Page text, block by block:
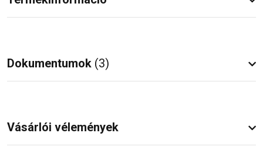
Dokumentumok (3)
Vásárlói vélemények